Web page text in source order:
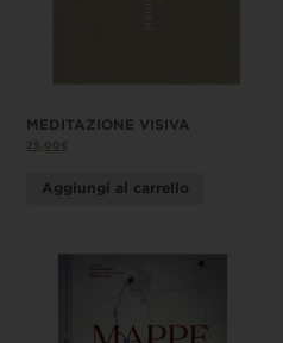
MEDITAZIONE VISIVA
25,00€
Aggiungi al carrello